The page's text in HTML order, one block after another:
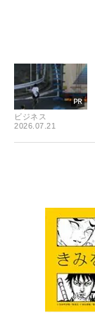
ビジネス
2026.07.21